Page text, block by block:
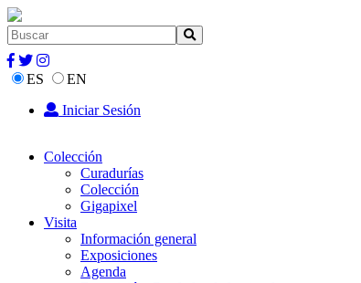
ES
EN
Iniciar Sesión
Colección
Curadurías
Colección
Gigapixel
Visita
Información general
Exposiciones
Agenda